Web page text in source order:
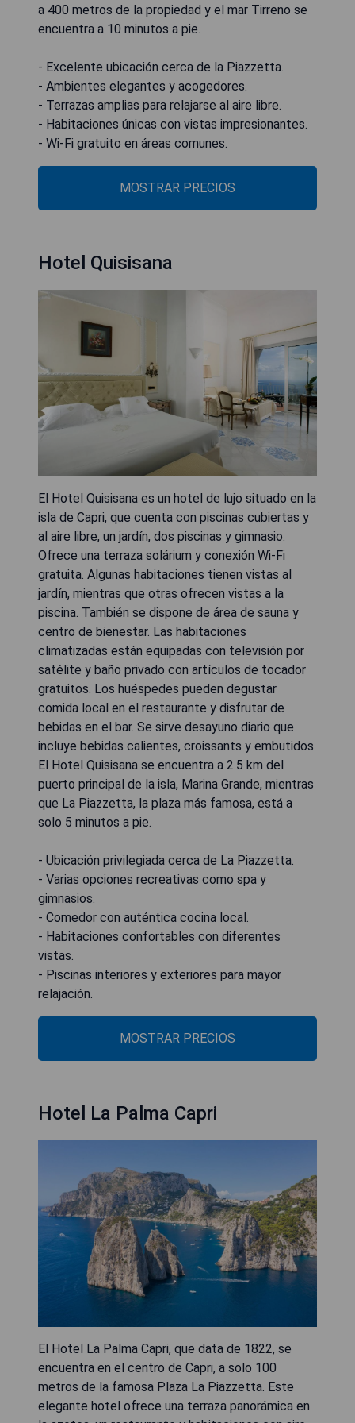
a 400 metros de la propiedad y el mar Tirreno se
encuentra a 10 minutos a pie.
- Excelente ubicación cerca de la Piazzetta.
- Ambientes elegantes y acogedores.
- Terrazas amplias para relajarse al aire libre.
- Habitaciones únicas con vistas impresionantes.
- Wi-Fi gratuito en áreas comunes.
MOSTRAR PRECIOS
Hotel Quisisana
El Hotel Quisisana es un hotel de lujo situado en la
isla de Capri, que cuenta con piscinas cubiertas y
al aire libre, un jardín, dos piscinas y gimnasio.
Ofrece una terraza solárium y conexión Wi-Fi
gratuita. Algunas habitaciones tienen vistas al
jardín, mientras que otras ofrecen vistas a la
piscina. También se dispone de área de sauna y
centro de bienestar. Las habitaciones
climatizadas están equipadas con televisión por
satélite y baño privado con artículos de tocador
gratuitos. Los huéspedes pueden degustar
comida local en el restaurante y disfrutar de
bebidas en el bar. Se sirve desayuno diario que
incluye bebidas calientes, croissants y embutidos.
El Hotel Quisisana se encuentra a 2.5 km del
puerto principal de la isla, Marina Grande, mientras
que La Piazzetta, la plaza más famosa, está a
solo 5 minutos a pie.
- Ubicación privilegiada cerca de La Piazzetta.
- Varias opciones recreativas como spa y
gimnasios.
- Comedor con auténtica cocina local.
- Habitaciones confortables con diferentes
vistas.
- Piscinas interiores y exteriores para mayor
relajación.
MOSTRAR PRECIOS
Hotel La Palma Capri
El Hotel La Palma Capri, que data de 1822, se
encuentra en el centro de Capri, a solo 100
metros de la famosa Plaza La Piazzetta. Este
elegante hotel ofrece una terraza panorámica en